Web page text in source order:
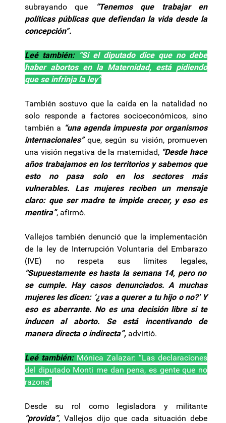
subrayando que
“Tenemos que trabajar en
políticas públicas que defiendan la vida desde la
concepción”.
Leé también: “Si el diputado dice que no debe
haber abortos en la Maternidad, está pidiendo
que se infrinja la ley”
También sostuvo que la caída en la natalidad no
solo responde a factores socioeconómicos, sino
también a “una agenda impuesta por organismos
internacionales”que, según su visión, promueven
una visión negativa de la maternidad, “Desde hace
años trabajamos en los territorios y sabemos que
esto no pasa solo en los sectores más
vulnerables. Las mujeres reciben un mensaje
claro: que ser madre te impide crecer, y eso es
mentira”, afirmó.
Vallejos también denunció que la implementación
de la ley de Interrupción Voluntaria del Embarazo
(IVE) no respeta sus límites legales,
“Supuestamente es hasta la semana 14, pero no
se cumple. Hay casos denunciados. A muchas
mujeres les dicen: ‘¿vas a querer a tu hijo o no?’ Y
eso es aberrante. No es una decisión libre si te
inducen al aborto. Se está incentivando de
manera directa o indirecta”, advirtió.
Leé también: Mónica Zalazar: “Las declaraciones
del diputado Monti me dan pena, es gente que no
razona”
Desde su rol como legisladora y militante
“provida”, Vallejos dijo que cada situación debe